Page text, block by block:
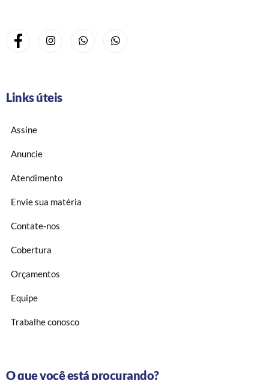
Links úteis
Assine
Anuncie
Atendimento
Envie sua matéria
Contate-nos
Cobertura
Orçamentos
Equipe
Trabalhe conosco
O que você está procurando?